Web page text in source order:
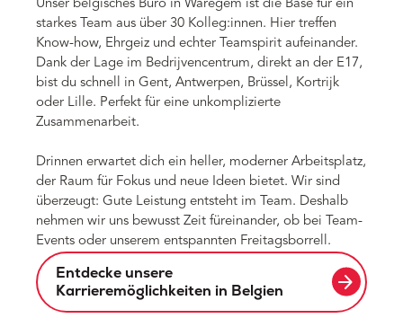
Unser belgisches Büro in Waregem ist die Base für ein
starkes Team aus über 30 Kolleg:innen. Hier treffen
Know-how, Ehrgeiz und echter Teamspirit aufeinander.
Dank der Lage im Bedrijvencentrum, direkt an der E17,
bist du schnell in Gent, Antwerpen, Brüssel, Kortrijk
oder Lille. Perfekt für eine unkomplizierte
Zusammenarbeit.
Drinnen erwartet dich ein heller, moderner Arbeitsplatz,
der Raum für Fokus und neue Ideen bietet. Wir sind
überzeugt: Gute Leistung entsteht im Team. Deshalb
nehmen wir uns bewusst Zeit füreinander, ob bei Team-
Events oder unserem entspannten Freitagsborrell.
Entdecke unsere
Karrieremöglichkeiten in Belgien
arrow_forward